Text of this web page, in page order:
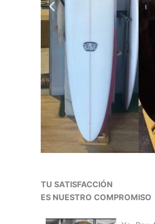
TU SATISFACCIÓN
ES NUESTRO COMPROMISO